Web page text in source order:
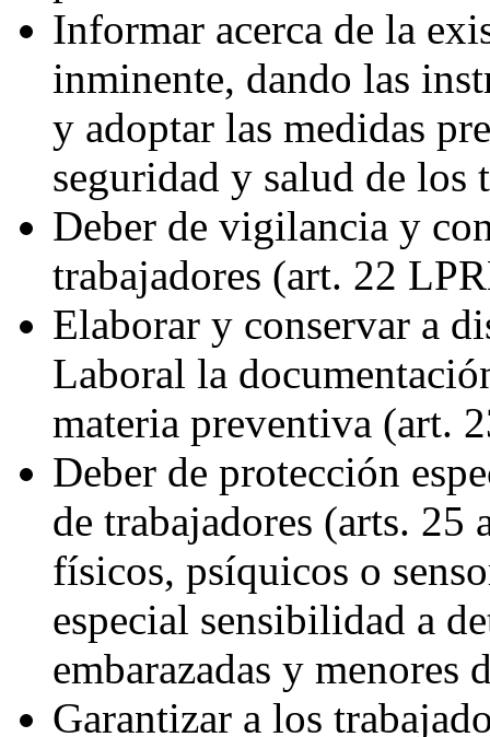
Informar acerca de la
inminente, dando las
y adoptar las medidas
seguridad y salud de
Deber de vigilancia y
trabajadores (art. 22
Elaborar y conservar a
Laboral la
materia preventiva (art.
Deber de protección
de trabajadores (arts.
físicos, psíquicos o
especial sensibilidad a
embarazadas y menores
Garantizar a los